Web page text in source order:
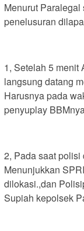
Menurut
penelusuran
1, Setelah 5 menit
langsung datang
Harusnya pada
penyuplay
2, Pada saat
Menunjukkan
dilokasi.,dan
Supiah kepolsek